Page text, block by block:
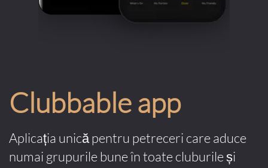
Clubbable app
Aplicația unică pentru petreceri care aduce
numai grupurile bune în toate cluburile și